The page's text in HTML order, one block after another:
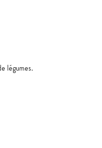
légumes.